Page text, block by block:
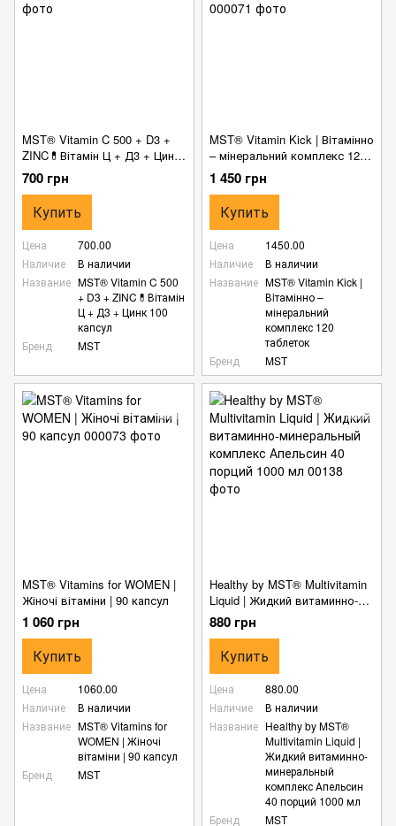
MST® Vitamin C 500 + D3 +
ZINC💊Вітамін Ц + Д3 + Цинк
100 капсул
700 грн
Купить
Цена
700.00
Наличие
В наличии
Название MST® Vitamin C 500
+ D3 + ZINC💊Вітамін
Ц + Д3 + Цинк 100
капсул
Бренд
MST
MST® Vitamin Kick | Вiтамінно
– мінеральний комплекс 120
таблеток
1 450 грн
Купить
Цена
1450.00
Наличие
В наличии
Название MST® Vitamin Kick |
Вiтамінно –
мінеральний
комплекс 120
таблеток
Бренд
MST
MST® Vitamins for WOMEN |
Жіночі вітаміни | 90 капсул
1 060 грн
Купить
Цена
1060.00
Наличие
В наличии
Название MST® Vitamins for
WOMEN | Жіночі
вітаміни | 90 капсул
Бренд
MST
Healthy by MST® Multivitamin
Liquid | Жидкий витаминно-
минеральный комплекс
Апельсин 40 порций 1000 мл
880 грн
Купить
Цена
880.00
Наличие
В наличии
Название Healthy by MST®
Multivitamin Liquid |
Жидкий витаминно-
минеральный
комплекс Апельсин
40 порций 1000 мл
Бренд
MST